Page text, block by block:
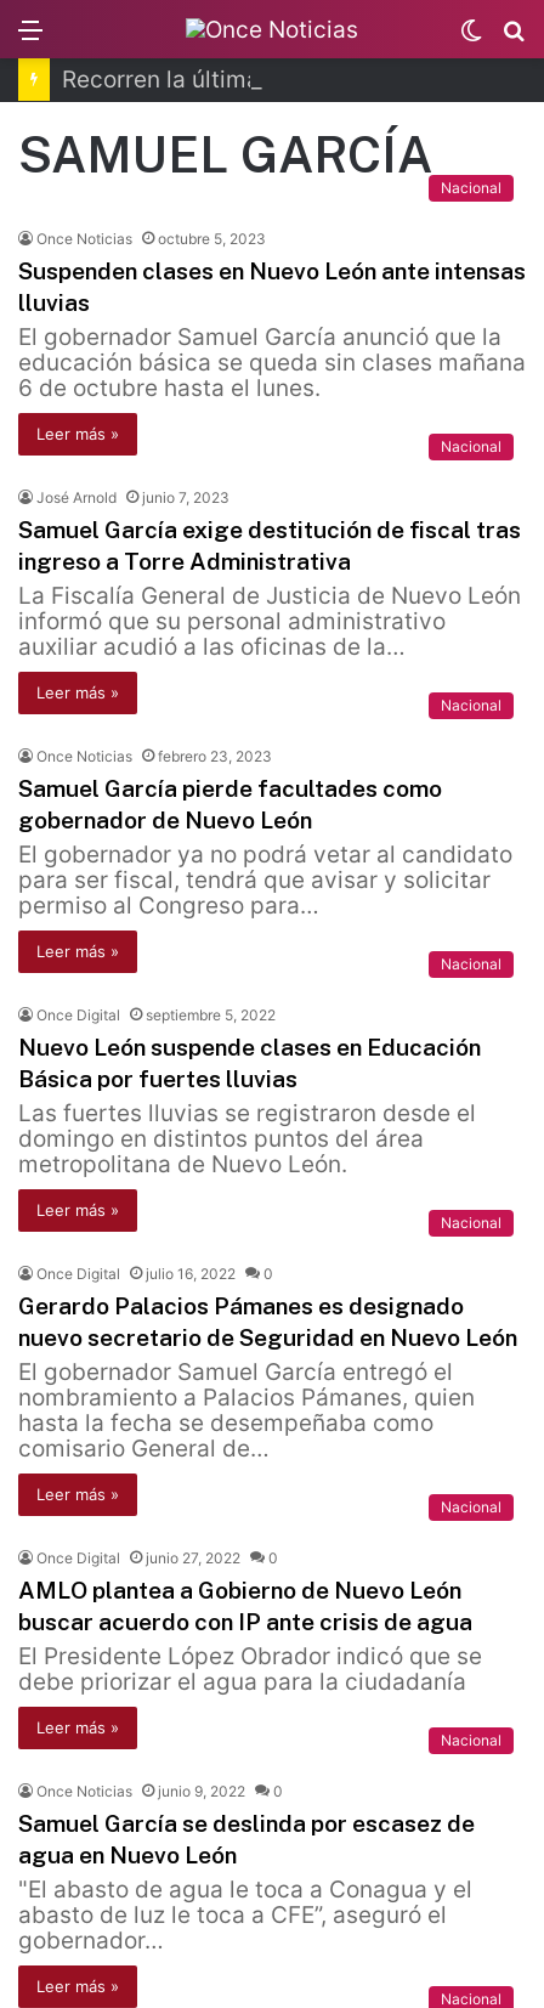
Switch
skin
SAMUEL GARCÍA
Nacional
Once Noticias octubre 5, 2023
Suspenden clases en Nuevo León ante intensas
lluvias
El gobernador Samuel García anunció que la
educación básica se queda sin clases mañana
6 de octubre hasta el lunes.
Leer más »
Nacional
José Arnold junio 7, 2023
Samuel García exige destitución de fiscal tras
ingreso a Torre Administrativa
La Fiscalía General de Justicia de Nuevo León
informó que su personal administrativo
auxiliar acudió a las oficinas de la…
Leer más »
Nacional
Once Noticias febrero 23, 2023
Samuel García pierde facultades como
gobernador de Nuevo León
El gobernador ya no podrá vetar al candidato
para ser fiscal, tendrá que avisar y solicitar
permiso al Congreso para…
Leer más »
Nacional
Once Digital septiembre 5, 2022
Nuevo León suspende clases en Educación
Básica por fuertes lluvias
Las fuertes lluvias se registraron desde el
domingo en distintos puntos del área
metropolitana de Nuevo León.
Leer más »
Nacional
Once Digital julio 16, 2022 0
Gerardo Palacios Pámanes es designado
nuevo secretario de Seguridad en Nuevo León
El gobernador Samuel García entregó el
nombramiento a Palacios Pámanes, quien
hasta la fecha se desempeñaba como
comisario General de…
Leer más »
Nacional
Once Digital junio 27, 2022 0
AMLO plantea a Gobierno de Nuevo León
buscar acuerdo con IP ante crisis de agua
El Presidente López Obrador indicó que se
debe priorizar el agua para la ciudadanía
Leer más »
Nacional
Once Noticias junio 9, 2022 0
Samuel García se deslinda por escasez de
agua en Nuevo León
"El abasto de agua le toca a Conagua y el
abasto de luz le toca a CFE”, aseguró el
gobernador…
Leer más »
Nacional